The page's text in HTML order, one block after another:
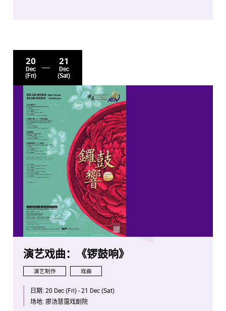
20
Dec
(Fri)
21
Dec
(Sat)
演艺戏曲：《锣鼓响》
演艺制作 戏曲
日期: 20 Dec (Fri) - 21 Dec (Sat)
场地: 廖汤慧霭戏剧院